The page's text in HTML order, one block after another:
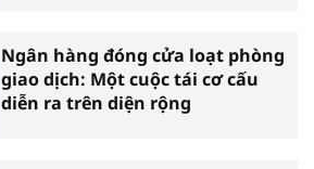
Ngân hàng đóng cửa loạt phòng
giao dịch: Một cuộc tái cơ cấu
diễn ra trên diện rộng